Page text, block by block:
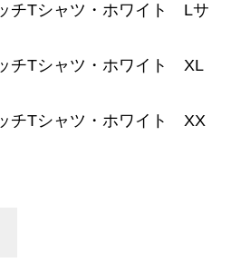
チTシャツ・ホワイト Lサ
チTシャツ・ホワイト XL
チTシャツ・ホワイト XX